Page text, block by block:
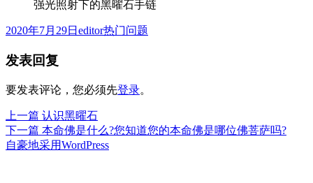
强光照射下的黑曜石手链
发
于
2020年7月29日 作
editor分
热门问题
发表回复
要发表评论，您必须先登录。
文
章
上一篇 上
篇
文
认识黑曜石
下一篇 下
篇
本命佛是什么?您知道您的本命佛是哪位佛菩萨吗?
自豪地采用WordPress